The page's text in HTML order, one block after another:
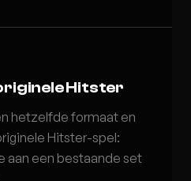
Hitster
hetzelfde formaat en
Hitster-spel:
aan een bestaande set